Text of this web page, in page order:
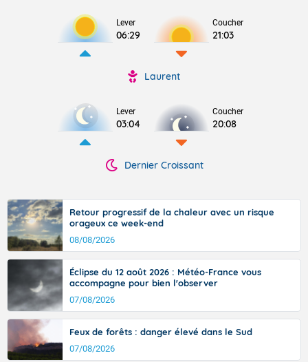
Lever
06:29
Coucher
21:03
Laurent
Lever
03:04
Coucher
20:08
Dernier Croissant
Retour progressif de la chaleur avec un risque
orageux ce week-end
08/08/2026
Éclipse du 12 août 2026 : Météo-France vous
accompagne pour bien l'observer
07/08/2026
Feux de forêts : danger élevé dans le Sud
07/08/2026